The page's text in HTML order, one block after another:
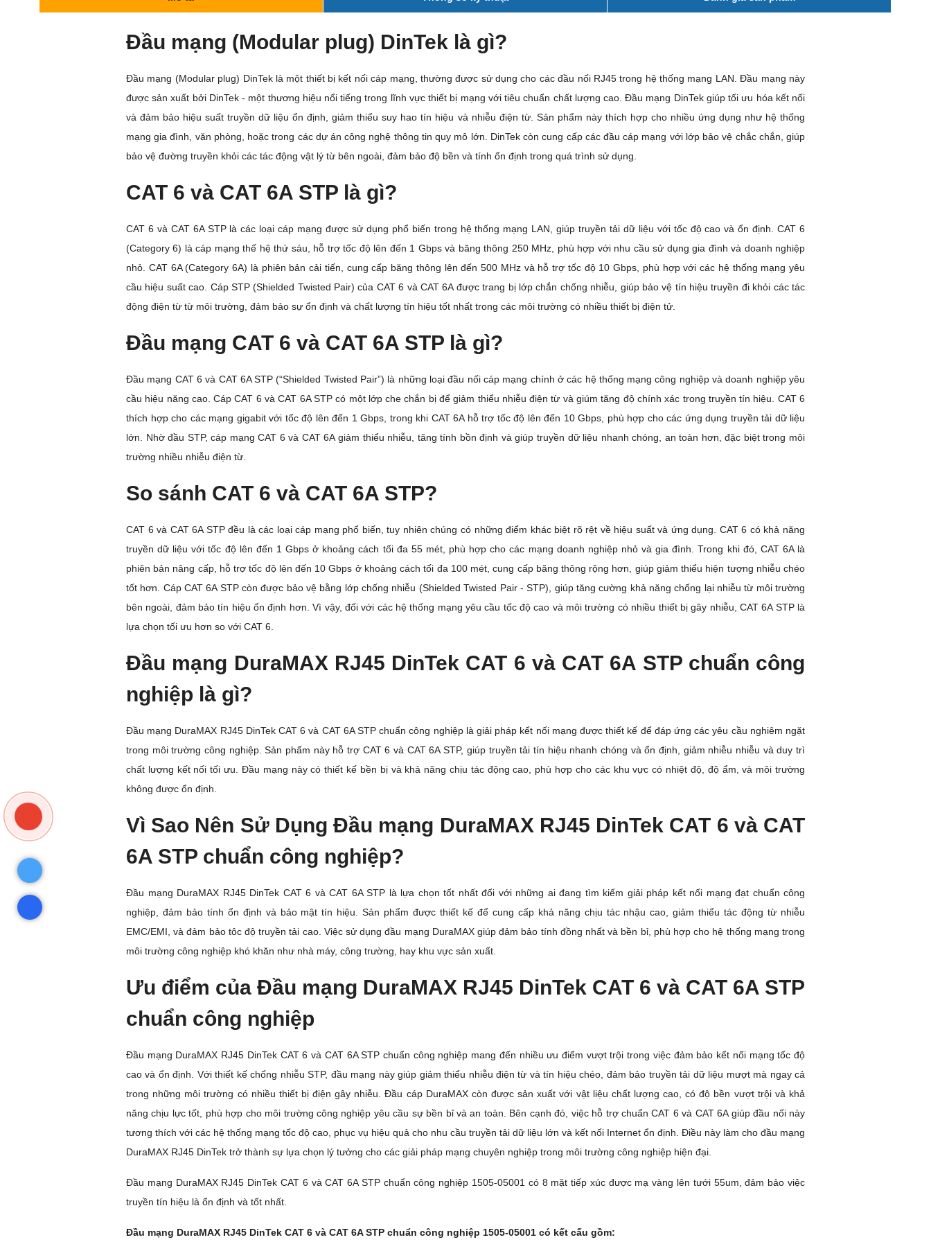
Đầu mạng (Modular plug) DinTek là gì?
Đầu mạng (Modular plug) DinTek là một thiết bị kết nối cáp mạng, thường được sử dụng cho các đầu nối RJ45 trong hệ thống mạng LAN. Đầu mạng này
được sản xuất bởi DinTek - một thương hiệu nổi tiếng trong lĩnh vực thiết bị mạng với tiêu chuẩn chất lượng cao. Đầu mạng DinTek giúp tối ưu hóa kết nối
và đảm bảo hiệu suất truyền dữ liệu ổn định, giảm thiểu suy hao tín hiệu và nhiễu điện từ. Sản phẩm này thích hợp cho nhiều ứng dụng như hệ thống
mạng gia đình, văn phòng, hoặc trong các dự án công nghệ thông tin quy mô lớn. DinTek còn cung cấp các đầu cáp mạng với lớp bảo vệ chắc chắn, giúp
bảo vệ đường truyền khỏi các tác động vật lý từ bên ngoài, đảm bảo độ bền và tính ổn định trong quá trình sử dụng.
CAT 6 và CAT 6A STP là gì?
CAT 6 và CAT 6A STP là các loại cáp mạng được sử dụng phổ biến trong hệ thống mạng LAN, giúp truyền tải dữ liệu với tốc độ cao và ổn định. CAT 6
(Category 6) là cáp mạng thế hệ thứ sáu, hỗ trợ tốc độ lên đến 1 Gbps và băng thông 250 MHz, phù hợp với nhu cầu sử dụng gia đình và doanh nghiệp
nhỏ. CAT 6A (Category 6A) là phiên bản cải tiến, cung cấp băng thông lên đến 500 MHz và hỗ trợ tốc độ 10 Gbps, phù hợp với các hệ thống mạng yêu
cầu hiệu suất cao. Cáp STP (Shielded Twisted Pair) của CAT 6 và CAT 6A được trang bị lớp chắn chống nhiễu, giúp bảo vệ tín hiệu truyền đi khỏi các tác
động điện từ từ môi trường, đảm bảo sự ổn định và chất lượng tín hiệu tốt nhất trong các môi trường có nhiều thiết bị điện tử.
Đầu mạng CAT 6 và CAT 6A STP là gì?
Đầu mạng CAT 6 và CAT 6A STP (“Shielded Twisted Pair”) là những loại đầu nối cáp mạng chính ở các hệ thống mạng công nghiệp và doanh nghiệp yêu
cầu hiệu năng cao. Cáp CAT 6 và CAT 6A STP có một lớp che chắn bị để giảm thiểu nhiễu điện từ và giúm tăng độ chính xác trong truyền tín hiệu. CAT 6
thích hợp cho các mạng gigabit với tốc độ lên đến 1 Gbps, trong khi CAT 6A hỗ trợ tốc độ lên đến 10 Gbps, phù hợp cho các ứng dụng truyền tải dữ liệu
lớn. Nhờ đầu STP, cáp mạng CAT 6 và CAT 6A giảm thiểu nhiễu, tăng tính bồn định và giúp truyền dữ liệu nhanh chóng, an toàn hơn, đặc biệt trong môi
trường nhiều nhiễu điện từ.
So sánh CAT 6 và CAT 6A STP?
CAT 6 và CAT 6A STP đều là các loại cáp mạng phổ biến, tuy nhiên chúng có những điểm khác biệt rõ rệt về hiệu suất và ứng dụng. CAT 6 có khả năng
truyền dữ liệu với tốc độ lên đến 1 Gbps ở khoảng cách tối đa 55 mét, phù hợp cho các mạng doanh nghiệp nhỏ và gia đình. Trong khi đó, CAT 6A là
phiên bản nâng cấp, hỗ trợ tốc độ lên đến 10 Gbps ở khoảng cách tối đa 100 mét, cung cấp băng thông rộng hơn, giúp giảm thiểu hiện tượng nhiễu chéo
tốt hơn. Cáp CAT 6A STP còn được bảo vệ bằng lớp chống nhiễu (Shielded Twisted Pair - STP), giúp tăng cường khả năng chống lại nhiễu từ môi trường
bên ngoài, đảm bảo tín hiệu ổn định hơn. Vì vậy, đối với các hệ thống mạng yêu cầu tốc độ cao và môi trường có nhiều thiết bị gây nhiễu, CAT 6A STP là
lựa chọn tối ưu hơn so với CAT 6.
Đầu mạng DuraMAX RJ45 DinTek CAT 6 và CAT 6A STP chuẩn công
nghiệp là gì?
Đầu mạng DuraMAX RJ45 DinTek CAT 6 và CAT 6A STP chuẩn công nghiệp là giải pháp kết nối mạng được thiết kế để đáp ứng các yêu cầu nghiêm ngặt
trong môi trường công nghiệp. Sản phẩm này hỗ trợ CAT 6 và CAT 6A STP, giúp truyền tải tín hiệu nhanh chóng và ổn định, giảm nhiễu nhiễu và duy trì
chất lượng kết nối tối ưu. Đầu mạng này có thiết kế bền bị và khả năng chịu tác động cao, phù hợp cho các khu vực có nhiệt độ, độ ẩm, và môi trường
không được ổn định.
Vì Sao Nên Sử DụngĐầu mạng DuraMAX RJ45 DinTek CAT 6 và CAT
6A STP chuẩn công nghiệp?
Đầu mạng DuraMAX RJ45 DinTek CAT 6 và CAT 6A STP là lựa chọn tốt nhất đối với những ai đang tìm kiếm giải pháp kết nối mạng đạt chuẩn công
nghiệp, đảm bảo tính ổn định và bảo mật tín hiệu. Sản phẩm được thiết kế để cung cấp khả năng chịu tác nhậu cao, giảm thiểu tác động từ nhiễu
EMC/EMI, và đảm bảo tôc độ truyền tải cao. Việc sử dụng đầu mạng DuraMAX giúp đảm bảo tính đồng nhất và bền bỉ, phù hợp cho hệ thống mạng trong
môi trường công nghiệp khó khăn như nhà máy, công trường, hay khu vực sản xuất.
Ưu điểm của Đầu mạng DuraMAX RJ45 DinTek CAT 6 và CAT 6A STP
chuẩn công nghiệp
Đầu mạng DuraMAX RJ45 DinTek CAT 6 và CAT 6A STP chuẩn công nghiệp mang đến nhiều ưu điểm vượt trội trong việc đảm bảo kết nối mạng tốc độ
cao và ổn định. Với thiết kế chống nhiễu STP, đầu mạng này giúp giảm thiểu nhiễu điện từ và tín hiệu chéo, đảm bảo truyền tải dữ liệu mượt mà ngay cả
trong những môi trường có nhiều thiết bị điện gây nhiễu. Đầu cáp DuraMAX còn được sản xuất với vật liệu chất lượng cao, có độ bền vượt trội và khả
năng chịu lực tốt, phù hợp cho môi trường công nghiệp yêu cầu sự bền bỉ và an toàn. Bên cạnh đó, việc hỗ trợ chuẩn CAT 6 và CAT 6A giúp đầu nối này
tương thích với các hệ thống mạng tốc độ cao, phục vụ hiệu quả cho nhu cầu truyền tải dữ liệu lớn và kết nối Internet ổn định. Điều này làm cho đầu mạng
DuraMAX RJ45 DinTek trở thành sự lựa chọn lý tưởng cho các giải pháp mạng chuyên nghiệp trong môi trường công nghiệp hiện đại.
Đầu mạng DuraMAX RJ45 DinTek CAT 6 và CAT 6A STP chuẩn công nghiệp 1505-05001 có 8 mặt tiếp xúc được mạ vàng lên tưới 55um, đảm bảo việc
truyền tín hiệu là ổn định và tốt nhất.
Đầu mạng DuraMAX RJ45 DinTek CAT 6 và CAT 6A STP chuẩn công nghiệp 1505-05001 có kết cấu gồm: